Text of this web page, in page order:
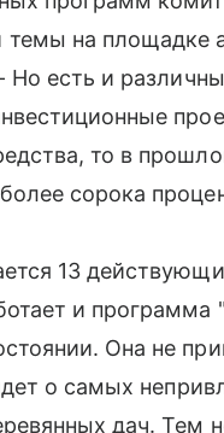
на площадке
Но есть и
то в
сорока
13
и программа
Она не
о самых
дач. Тем